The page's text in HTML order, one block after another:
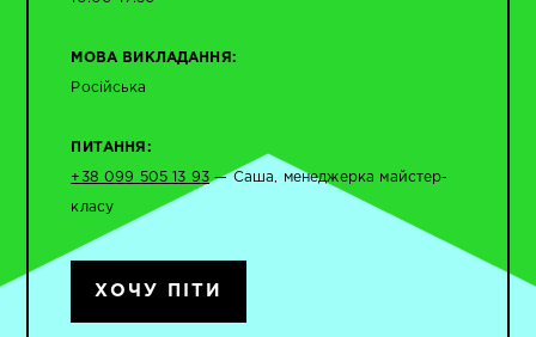
МОВА ВИКЛАДАННЯ:
Російська
ПИТАННЯ:
+38 099 505 13 93 — Саша, менеджерка майстер-
класу
ХОЧУ ПІТИ